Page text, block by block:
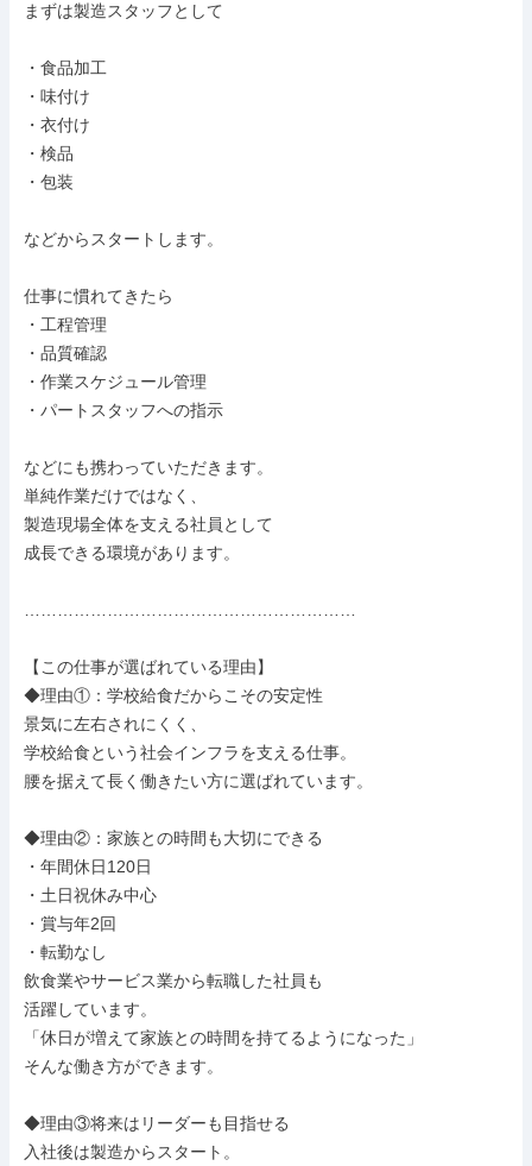
まずは製造スタッフとして
・食品加工
・味付け
・衣付け
・検品
・包装
などからスタートします。
仕事に慣れてきたら
・工程管理
・品質確認
・作業スケジュール管理
・パートスタッフへの指示
などにも携わっていただきます。
単純作業だけではなく、
製造現場全体を支える社員として
成長できる環境があります。
【この仕事が選ばれている理由】
◆理由①：学校給食だからこその安定性
景気に左右されにくく、
学校給食という社会インフラを支える仕事。
腰を据えて長く働きたい方に選ばれています。
◆理由②：家族との時間も大切にできる
・年間休日120日
・土日祝休み中心
・賞与年2回
・転勤なし
飲食業やサービス業から転職した社員も
活躍しています。
「休日が増えて家族との時間を持てるようになった」
そんな働き方ができます。
◆理由③将来はリーダーも目指せる
入社後は製造からスタート。